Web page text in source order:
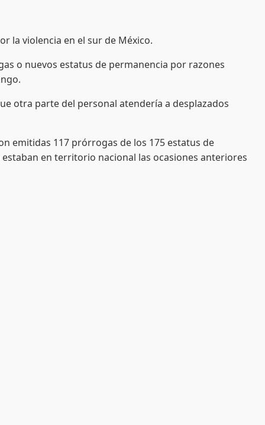
la violencia en el sur de México.
o nuevos estatus de permanencia por razones
otra parte del personal atendería a desplazados
emitidas 117 prórrogas de los 175 estatus de
en territorio nacional las ocasiones anteriores